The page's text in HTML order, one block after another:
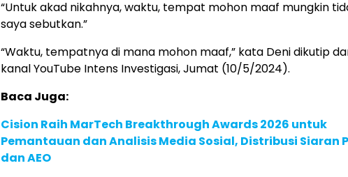
“Untuk akad nikahnya, waktu, tempat mohon maaf mungkin
saya sebutkan.”
“Waktu, tempatnya di mana mohon maaf,” kata Deni dikutip
kanal YouTube Intens Investigasi, Jumat (10/5/2024).
Baca Juga:
Cision Raih MarTech Breakthrough Awards 2026 untuk
Pemantauan dan Analisis Media Sosial, Distribusi Siaran
dan AEO